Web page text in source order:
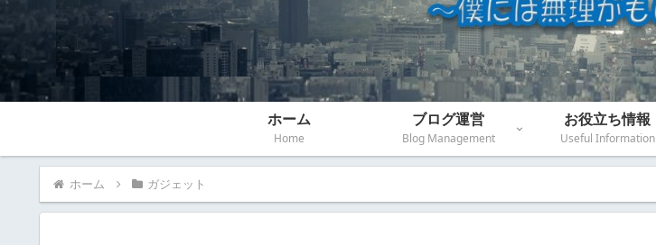
ホーム
Home
ブログ運営
Blog Management
お役立ち情報
Useful Information
ホーム ガジェット